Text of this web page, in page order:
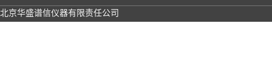
北京华盛谱信仪器有限责任公司